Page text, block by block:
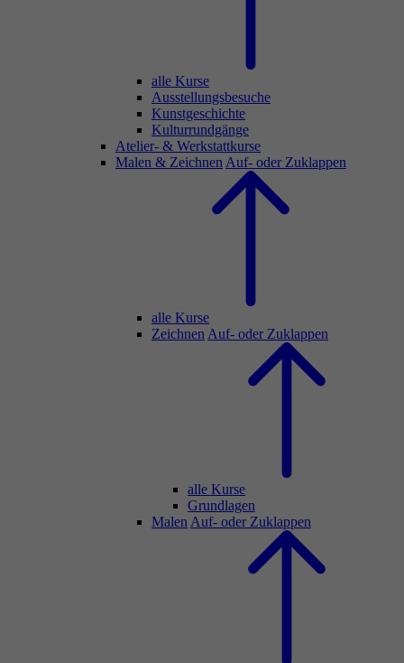
alle Kurse
Ausstellungsbesuche
Kunstgeschichte
Kulturrundgänge
Atelier- & Werkstattkurse
Malen & Zeichnen Auf- oder Zuklappen
alle Kurse
Zeichnen Auf- oder Zuklappen
alle Kurse
Grundlagen
Malen Auf- oder Zuklappen